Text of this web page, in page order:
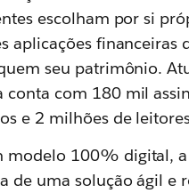
escolham por si
aplicações financeiras
seu patrimônio.
conta com 180 mil
e 2 milhões de
modelo 100% digital,
de uma solução ágil e